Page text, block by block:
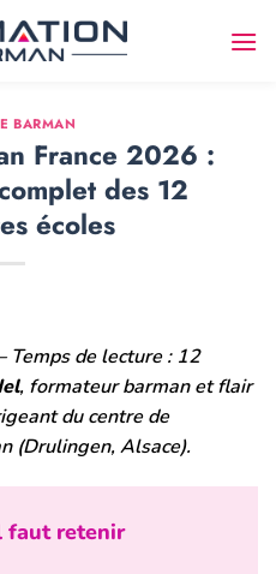
BARMAN
France 2026 :
des 12
écoles
de lecture : 12
, formateur barman et flair
du centre de
(Drulingen, Alsace).
faut retenir